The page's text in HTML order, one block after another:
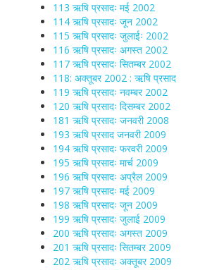
113 ऋषि प्रसादः मई 2002
114 ऋषि प्रसादः जून 2002
115 ऋषि प्रसादः जुलाईः 2002
116 ऋषि प्रसादः अगस्त 2002
117 ऋषि प्रसादः सितम्बर 2002
118: अक्तूबर 2002 : ऋषि प्रसाद
119 ऋषि प्रसादः नवम्बर 2002
120 ऋषि प्रसादः दिसम्बर 2002
181 ऋषि प्रसादः जनवरी 2008
193 ऋषि प्रसाद जनवरी 2009
194 ऋषि प्रसादः फरवरी 2009
195 ऋषि प्रसादः मार्च 2009
196 ऋषि प्रसादः अप्रैल 2009
197 ऋषि प्रसादः मई 2009
198 ऋषि प्रसादः जून 2009
199 ऋषि प्रसादः जुलाई 2009
200 ऋषि प्रसादः अगस्त 2009
201 ऋषि प्रसादः सितम्बर 2009
202 ऋषि प्रसादः अक्तूबर 2009